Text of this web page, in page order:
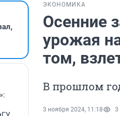
ЭКОНОМИКА
Осенние
урожая
том,
В прошлом
3 ноября 2024, 11:18 3